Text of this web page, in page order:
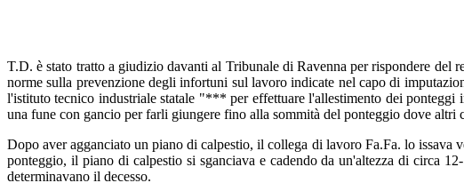
T.D. è stato tratto a giudizio davanti al Tribunale di Ravenna per rispondere del
norme sulla prevenzione degli infortuni sul lavoro indicate nel capo di
l'istituto tecnico industriale statale "*** per effettuare l'allestimento dei
una fune con gancio per farli giungere fino alla sommità del ponteggio dove altri
Dopo aver agganciato un piano di calpestio, il collega di lavoro Fa.Fa. lo issava
ponteggio, il piano di calpestio si sganciava e cadendo da un'altezza di circa
determinavano il decesso.